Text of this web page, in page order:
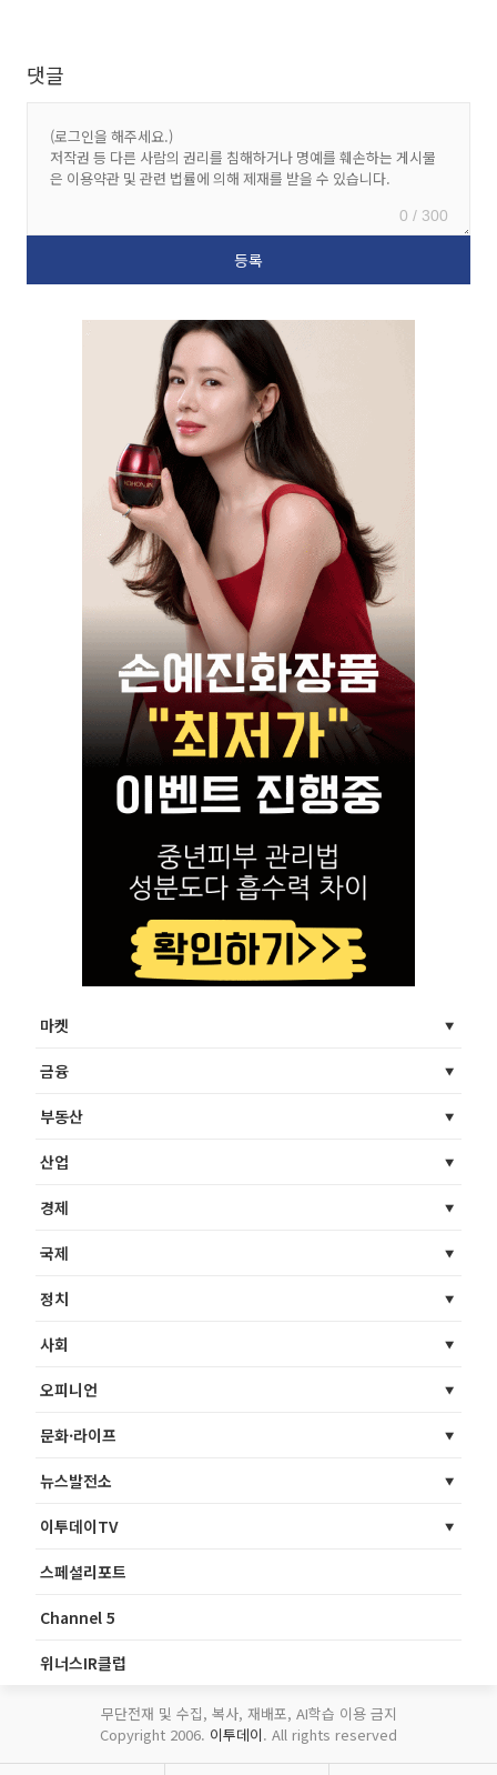
댓글
0 / 300
마켓
금융
부동산
산업
경제
국제
정치
사회
오피니언
문화·라이프
뉴스발전소
이투데이TV
스페셜리포트
Channel 5
위너스IR클럽
무단전재 및 수집, 복사, 재배포, AI학습 이용 금지
Copyright 2006. 이투데이. All rights reserved